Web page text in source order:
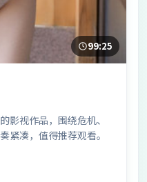
99:25
影视作品，围绕危机、
紧凑，值得推荐观看。